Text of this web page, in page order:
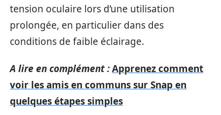
tension oculaire lors d’une utilisation
prolongée, en particulier dans des
conditions de faible éclairage.
A lire en complément :Apprenez comment
voir les amis en communs sur Snap en
quelques étapes simples